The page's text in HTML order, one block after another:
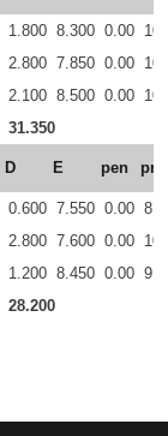
1.800 8.300 0.00
2.800 7.850 0.00
2.100 8.500 0.00
31.350
D E pen
0.600 7.550 0.00
2.800 7.600 0.00
1.200 8.450 0.00
28.200